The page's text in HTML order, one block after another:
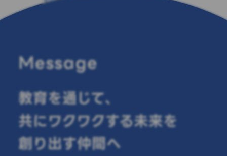
Message
教育を通じて、
共にワクワクする未来を
創り出す仲間へ